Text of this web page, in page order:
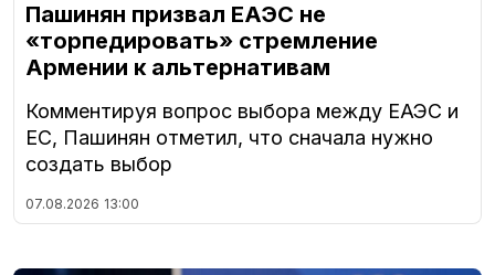
Пашинян призвал ЕАЭС не
«торпедировать» стремление
Армении к альтернативам
Комментируя вопрос выбора между ЕАЭС и
ЕС, Пашинян отметил, что сначала нужно
создать выбор
07.08.2026 13:00